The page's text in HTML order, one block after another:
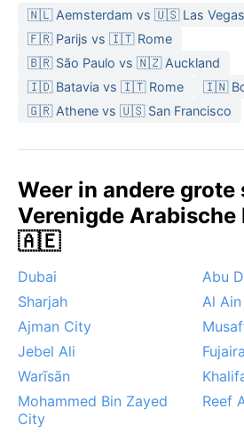
🇳🇱 Aemsterdam vs 🇺🇸 Las Vegas
🇫🇷 Parijs vs 🇮🇹 Rome
🇧🇷 São Paulo vs 🇳🇿 Auckland
🇮🇩 Batavia vs 🇮🇹 Rome
🇮🇳
🇬🇷 Athene vs 🇺🇸 San Francisco
Weer in andere grote
Verenigde Arabische
🇦🇪
Dubai
Abu
Sharjah
Al
Ajman City
Jebel Ali
Warīsān
Mohammed Bin Zayed
City
Reef